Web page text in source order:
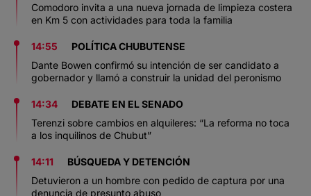
Comodoro invita a una nueva jornada de limpieza costera
en Km 5 con actividades para toda la familia
14:55
POLÍTICA CHUBUTENSE
Dante Bowen confirmó su intención de ser candidato a
gobernador y llamó a construir la unidad del peronismo
14:34
DEBATE EN EL SENADO
Terenzi sobre cambios en alquileres: “La reforma no toca
a los inquilinos de Chubut”
14:11
BÚSQUEDA Y DETENCIÓN
Detuvieron a un hombre con pedido de captura por una
denuncia de presunto abuso